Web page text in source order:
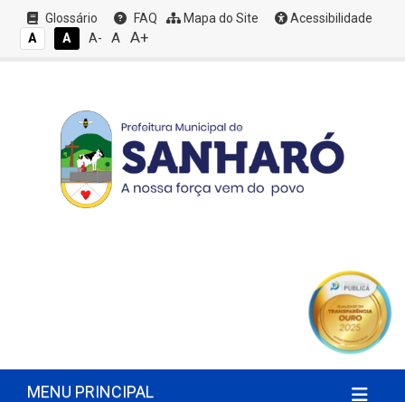
Glossário FAQ Mapa do Site
Acessibilidade
A
A A- A A+
MENU PRINCIPAL